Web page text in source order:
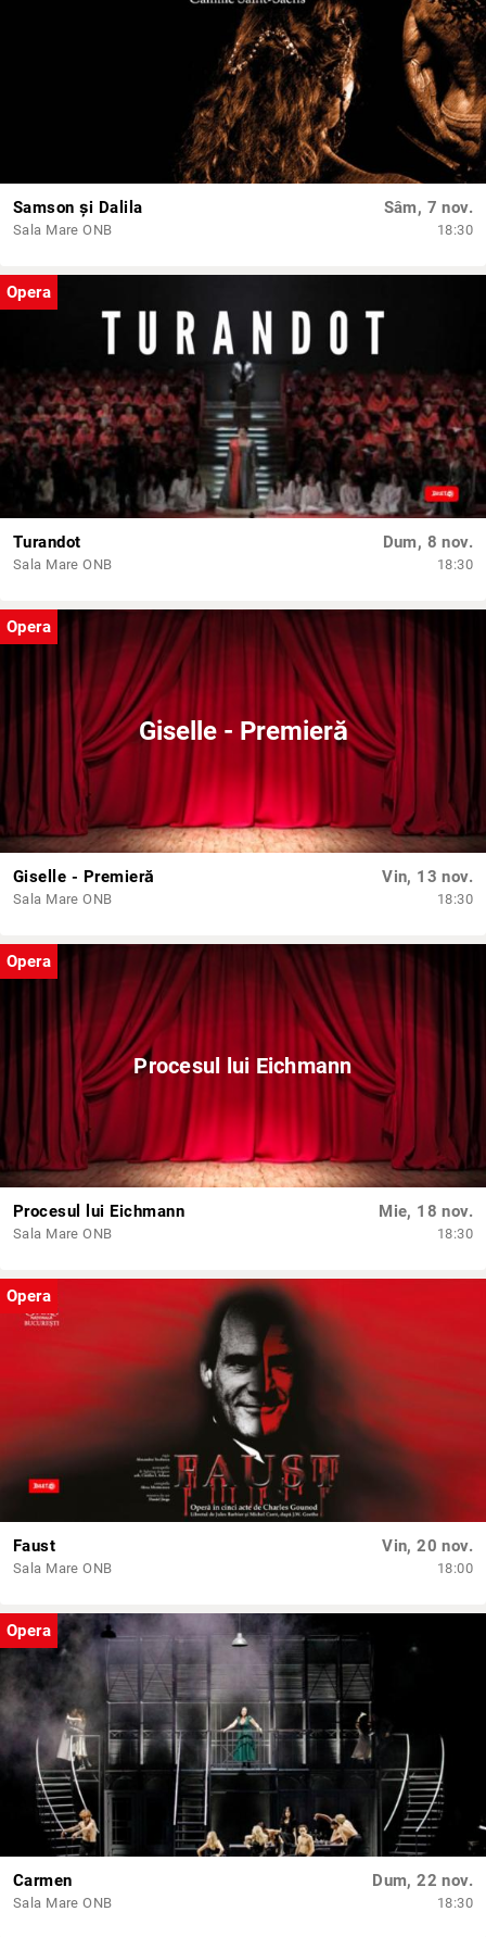
Samson și Dalila
Sala Mare ONB
Sâm, 7 nov.
18:30
Opera
Turandot
Sala Mare ONB
Dum, 8 nov.
18:30
Opera
Giselle - Premieră
Giselle - Premieră
Sala Mare ONB
Vin, 13 nov.
18:30
Opera
Procesul lui Eichmann
Procesul lui Eichmann
Sala Mare ONB
Mie, 18 nov.
18:30
Opera
Faust
Sala Mare ONB
Vin, 20 nov.
18:00
Opera
Carmen
Sala Mare ONB
Dum, 22 nov.
18:30